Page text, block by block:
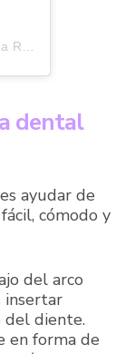
dental
ayudar de
cómodo y
del arco
insertar
del diente.
en forma de